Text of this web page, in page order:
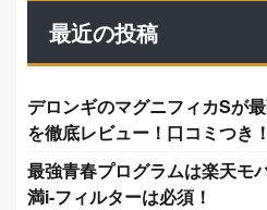
最近の投稿
デロンギのマグニフィカSが
を徹底レビュー！口コミつき！
最強青春プログラムは楽天モ
満i-フィルターは必須！